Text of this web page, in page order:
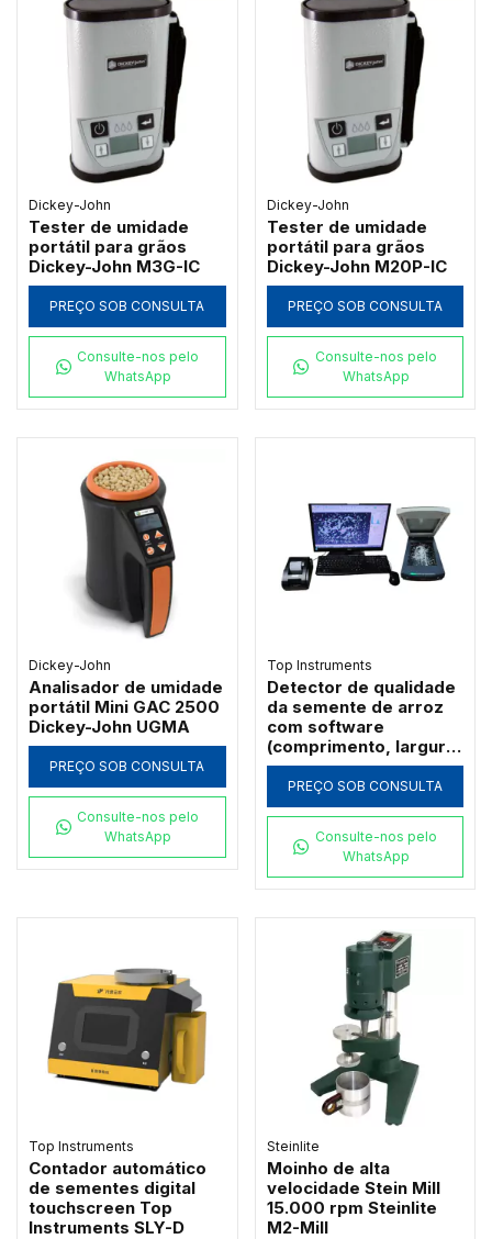
Dickey-John
Tester de umidade
portátil para grãos
Dickey-John M3G-IC
PREÇO SOB CONSULTA
Consulte-nos pelo
WhatsApp
Dickey-John
Tester de umidade
portátil para grãos
Dickey-John M20P-IC
PREÇO SOB CONSULTA
Consulte-nos pelo
WhatsApp
Dickey-John
Analisador de umidade
portátil Mini GAC 2500
Dickey-John UGMA
PREÇO SOB CONSULTA
Consulte-nos pelo
WhatsApp
Top Instruments
Detector de qualidade
da semente de arroz
com software
(comprimento, largura,
polimento) - TPMZ-A
PREÇO SOB CONSULTA
Consulte-nos pelo
WhatsApp
Top Instruments
Contador automático
de sementes digital
touchscreen Top
Instruments SLY-D
Steinlite
Moinho de alta
velocidade Stein Mill
15.000 rpm Steinlite
M2-Mill